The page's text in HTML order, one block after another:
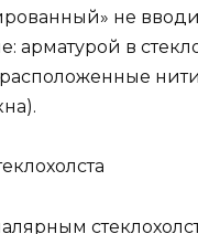
не
арматурой в
нити